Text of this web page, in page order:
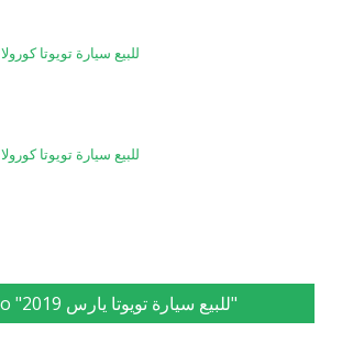
للبيع سيارة تويوتا كورولا 2015
للبيع سيارة تويوتا كورولا 2018
0 Response to "للبيع سيارة تويوتا يارس 2019"